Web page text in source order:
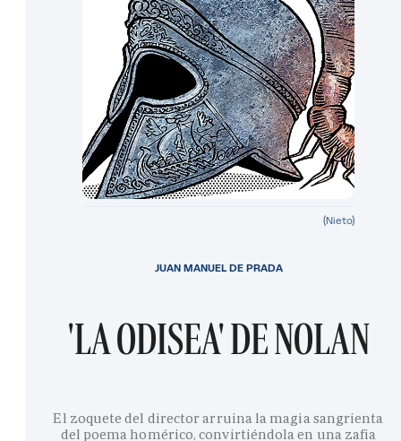
(Nieto)
'LA ODISEA' DE NOLAN
El zoquete del director arruina la magia sangrienta
del poema homérico, convirtiéndola en una zafia
JUAN MANUEL DE PRADA